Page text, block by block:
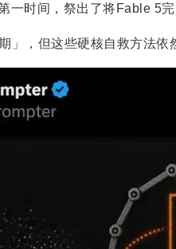
一时间，祭出了将Fable 5完
」，但这些硬核自救方法依